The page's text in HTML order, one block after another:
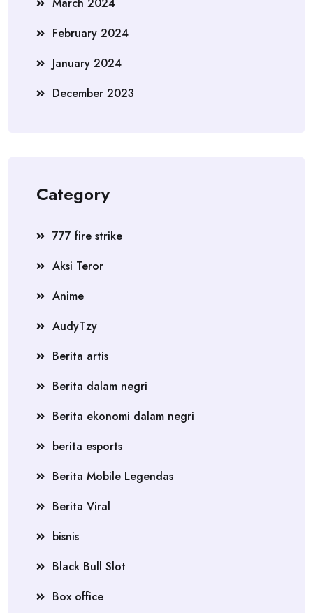
February 2024
January 2024
December 2023
Category
777 fire strike
Aksi Teror
Anime
AudyTzy
Berita artis
Berita dalam negri
Berita ekonomi dalam negri
berita esports
Berita Mobile Legendas
Berita Viral
bisnis
Black Bull Slot
Box office